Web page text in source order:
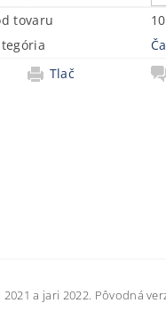
tovaru
Tlač
a jari 2022. Pôvodná